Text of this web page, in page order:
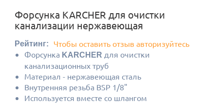
Форсунка KARCHER для очистки
канализации нержавеющая
Рейтинг:
Чтобы оставить отзыв авторизуйтесь
Форсунка KARCHER для очистки
канализационных труб
Материал - нержавеющая сталь
Внутренняя резьба BSP 1/8"
Используется вместе со шлангом